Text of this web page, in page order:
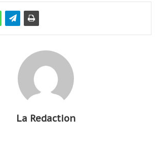
La Redaction